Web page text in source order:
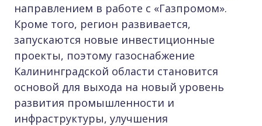
направлением в работе с «Газпромом».
Кроме того, регион развивается,
запускаются новые инвестиционные
проекты, поэтому газоснабжение
Калининградской области становится
основой для выхода на новый уровень
развития промышленности и
инфраструктуры, улучшения